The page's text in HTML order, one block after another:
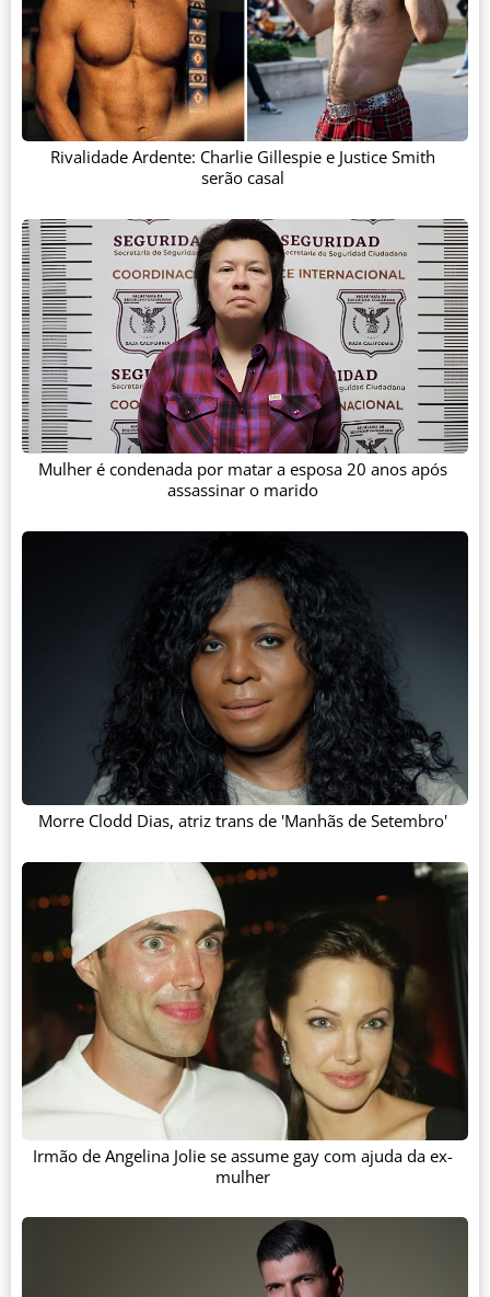
Rivalidade Ardente: Charlie Gillespie e Justice Smith
serão casal
Mulher é condenada por matar a esposa 20 anos após
assassinar o marido
Morre Clodd Dias, atriz trans de 'Manhãs de Setembro'
Irmão de Angelina Jolie se assume gay com ajuda da ex-
mulher